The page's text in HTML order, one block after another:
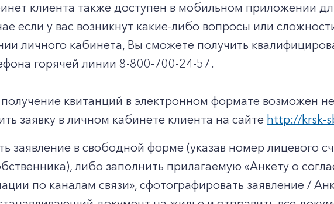
клиента также доступен в мобильном приложении
если у вас возникнут какие-либо вопросы или
личного кабинета, Вы сможете получить
горячей линии 8-800-700-24-57.
квитанций в электронном формате возможен
заявку в личном кабинете клиента на сайте http://krsk-
заявление в свободной форме (указав номер лицевого
либо заполнить прилагаемую «Анкету о
по каналам связи», сфотографировать заявление /